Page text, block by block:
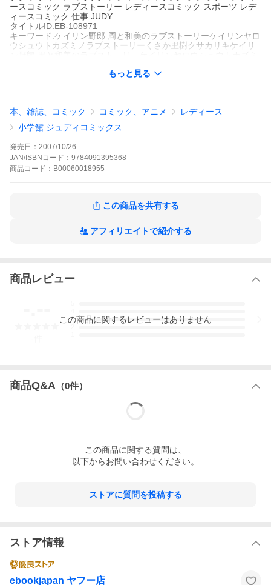
ースコミック ラブストーリー レディースコミック スポーツ レデ
ィースコミック 仕事 JUDY
タイトルID:EB-108971
キーワード:ケイリン野郎 周と和美のラブストーリーケイリンヤロ
ウシュウトカズミノラブストーリーくさか里樹クサカリキケイリ
JUDY
レディースコミック レディースコミック ファミリー
コミック ラブストーリー レディースコミック スポーツ
スコミック 仕事 JUDY
先行型へのチェンジがうまくいかず、A級に落ちてしまった周。心
配する和美だが、本人は意外にサバサバしている様子。そんなあ
る日、和美の不注意から自宅が全焼してしまう。レースで勝て
もっと見る
本、雑誌、コミック コミック、アニメ
レディース
小学館 ジュディコミックス
発売日： 2007/10/26
JAN/ISBNコード： 9784091395368
商品 コード： B00060018955
この商品を共有する
アフィリエイトで紹介する
商品レビュー
3
この商品に関するレビューはありません
商品Q&A （0件）
この商品に関する質問は、
以下からお問い合わせください。
ストアに質問を投稿する
ストア情報
ebookjapan ヤフー店